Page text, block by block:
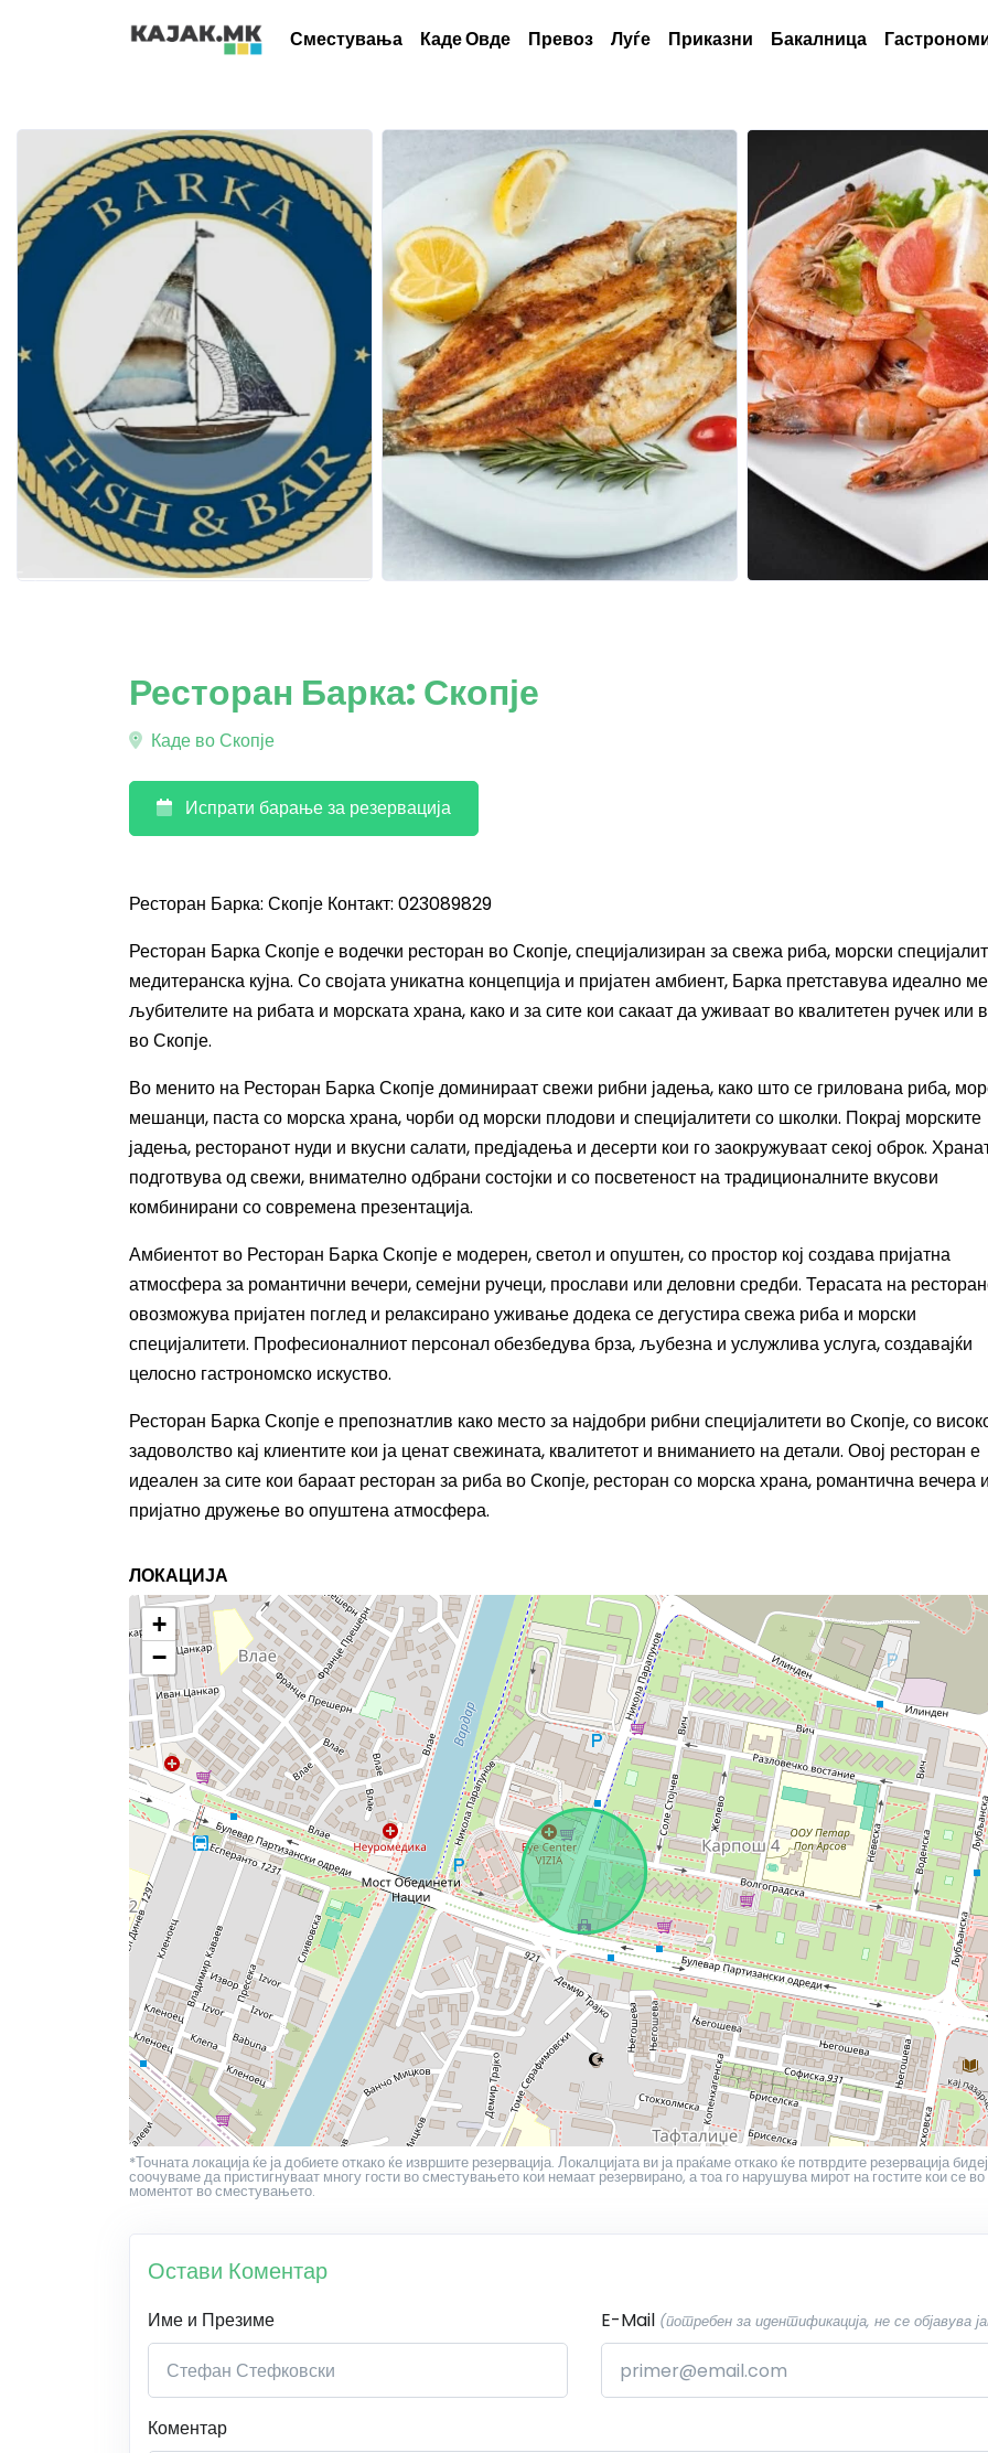
Сместувања Каде Овде Превоз Луѓе Приказни Бакалница
Ресторан Барка: Скопје
Каде во Скопје
Испрати барање за резервација
Ресторан Барка: Скопје Контакт: 023089829
Ресторан Барка Скопје е водечки ресторан во Скопје, специјализиран за свежа риба, морски
медитеранска кујна. Со својата уникатна концепција и пријатен амбиент, Барка претставува идеално
љубителите на рибата и морската храна, како и за сите кои сакаат да уживаат во квалитетен ручек или
во Скопје.
Во менито на Ресторан Барка Скопје доминираат свежи рибни јадења, како што се грилована риба,
мешанци, паста со морска храна, чорби од морски плодови и специјалитети со школки. Покрај морските
јадења, ресторанoт нуди и вкусни салати, предјадења и десерти кои го заокружуваат секој оброк.
подготвува од свежи, внимателно одбрани состојки и со посветеност на традиционалните вкусови
комбинирани со современа презентација.
Амбиентот во Ресторан Барка Скопје е модерен, светол и опуштен, со простор кој создава пријатна
атмосфера за романтични вечери, семејни ручеци, прослави или деловни средби. Терасата на
овозможува пријатен поглед и релаксирано уживање додека се дегустира свежа риба и морски
специјалитети. Професионалниот персонал обезбедува брза, љубезна и услужлива услуга, создавајќи
целосно гастрономско искуство.
Ресторан Барка Скопје е препознатлив како место за најдобри рибни специјалитети во Скопје, со
задоволство кај клиентите кои ја ценат свежината, квалитетот и вниманието на детали. Овој ресторан е
идеален за сите кои бараат ресторан за риба во Скопје, ресторан со морска храна, романтична вечера
пријатно дружење во опуштена атмосфера.
ЛОКАЦИЈА
+
−
*Точната локација ќе ја добиете откако ќе извршите резервација. Локалцијата ви ја праќаме откако ќе потврдите резервација
соочуваме да пристигнуваат многу гости во сместувањето кои немаат резервирано, а тоа го нарушува мирот на гостите кои се во
моментот во сместувањето.
Остави Коментар
Име и Презиме E-Mail (потребен за идентификација, не се објавува
Коментар